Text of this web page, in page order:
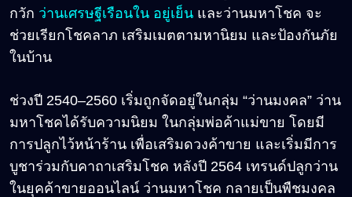
กวัก ว่านเศรษฐีเรือนใน อยู่เย็น และว่านมหาโชค จะ
ช่วยเรียกโชคลาภ เสริมเมตตามหานิยม และป้องกันภัย
ในบ้าน
ช่วงปี 2540–2560 เริ่มถูกจัดอยู่ในกลุ่ม “ว่านมงคล” ว่าน
มหาโชคได้รับความนิยม ในกลุ่มพ่อค้าแม่ขาย โดยมี
การปลูกไว้หน้าร้าน เพื่อเสริมดวงค้าขาย และเริ่มมีการ
บูชาร่วมกับคาถาเสริมโชค หลังปี 2564 เทรนด์ปลูกว่าน
ในยุคค้าขายออนไลน์ ว่านมหาโชค กลายเป็นพืชมงคล